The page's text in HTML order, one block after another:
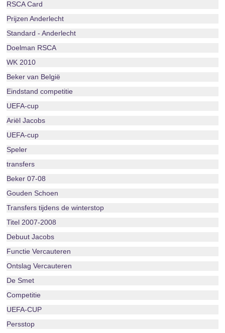
RSCA Card
Prijzen Anderlecht
Standard - Anderlecht
Doelman RSCA
WK 2010
Beker van België
Eindstand competitie
UEFA-cup
Ariël Jacobs
UEFA-cup
Speler
transfers
Beker 07-08
Gouden Schoen
Transfers tijdens de winterstop
Titel 2007-2008
Debuut Jacobs
Functie Vercauteren
Ontslag Vercauteren
De Smet
Competitie
UEFA-CUP
Persstop